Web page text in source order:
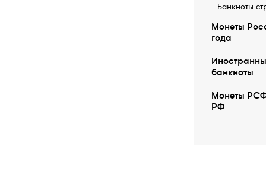
Банкноты
Монеты
года
бaнкноты
Монеты
РФ